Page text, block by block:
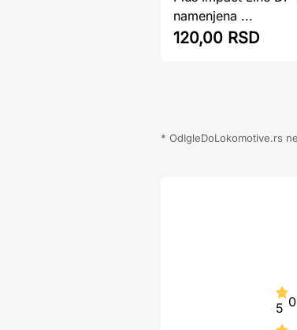
namenjena ...
120,00 RSD
* OdIgleDoLokomotive.rs
5